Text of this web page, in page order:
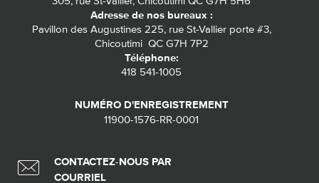
Adresse de nos bureaux :
Pavillon des Augustines 225, rue St-Vallier porte #3,
Chicoutimi QC G7H 7P2
Téléphone:
418 541-1005
NUMÉRO D'ENREGISTREMENT
11900-1576-RR-0001
CONTACTEZ-NOUS PAR
COURRIEL